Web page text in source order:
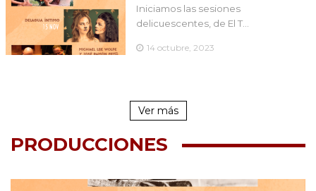
Iniciamos las sesiones
delicuescentes, de El T…
14 octubre, 2023
Ver más
PRODUCCIONES